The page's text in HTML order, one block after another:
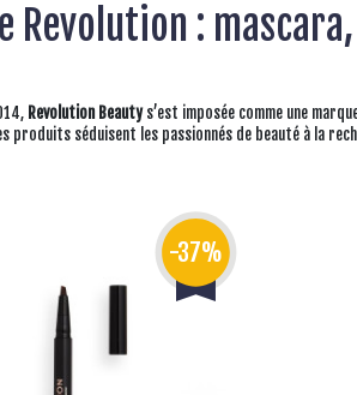
Revolution :
Revolution Beautys’est imposée comme une
produits séduisent les passionnés de beauté à la
-37%